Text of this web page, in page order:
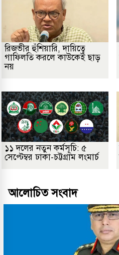
রিজভীর হুঁশিয়ারি, দায়িত্বে
গাফিলতি করলে কাউকেই ছাড়
নয়
১১ দলের নতুন কর্মসূচি: ৫
সেপ্টেম্বর ঢাকা-চট্টগ্রাম লংমার্চ
আলোচিত সংবাদ